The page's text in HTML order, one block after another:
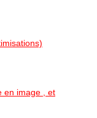
en image , et